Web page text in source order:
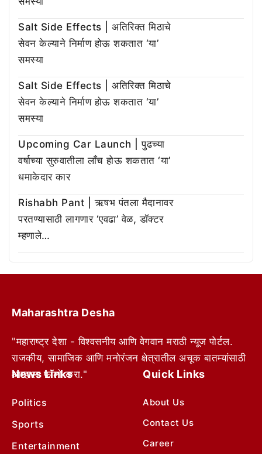
Salt Side Effects | अतिरिक्त मिठाचे
सेवन केल्याने निर्माण होऊ शकतात ‘या’
समस्या
Salt Side Effects | अतिरिक्त मिठाचे
सेवन केल्याने निर्माण होऊ शकतात ‘या’
समस्या
Upcoming Car Launch | पुढच्या
वर्षाच्या सुरुवातीला लाँच होऊ शकतात ‘या’
धमाकेदार कार
Rishabh Pant | ऋषभ पंतला मैदानावर
परतण्यासाठी लागणार ‘एवढा’ वेळ, डॉक्टर
म्हणाले…
Maharashtra Desha
"महाराष्ट्र देशा - विश्वसनीय आणि वेगवान मराठी न्यूज पोर्टल.
राजकीय, सामाजिक आणि मनोरंजन क्षेत्रातील अचूक बातम्यांसाठी
आम्हाला फॉलो करा."
News Links
Politics
Sports
Entertainment
Quick Links
About Us
Contact Us
Career